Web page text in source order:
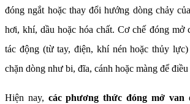
đóng ngắt hoặc thay đổi hướng dòng chảy
hơi, khí, dầu hoặc hóa chất. Cơ chế đóng mở
tác động (từ tay, điện, khí nén hoặc thủy
chặn dòng như bi, đĩa, cánh hoặc màng để
Hiện nay, các phương thức đóng mở van